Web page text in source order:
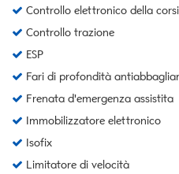
Controllo elettronico della
Controllo trazione
ESP
Fari di profondità
Frenata d'emergenza assistita
Immobilizzatore elettronico
Isofix
Limitatore di velocità